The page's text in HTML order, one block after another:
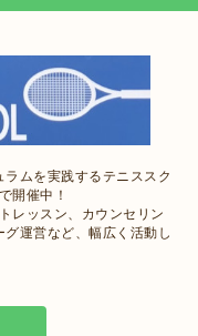
ムを実践するテニススク
開催中！
レッスン、カウンセリン
運営など、幅広く活動し